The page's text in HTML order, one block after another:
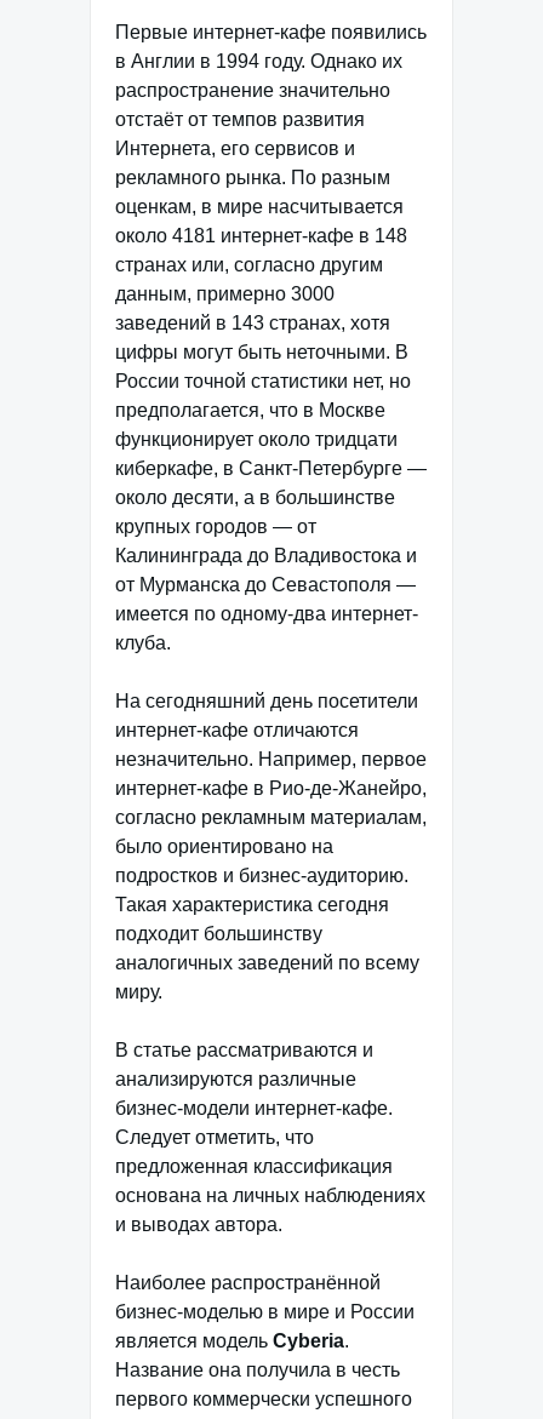
Первые интернет-кафе появились
в Англии в 1994 году. Однако их
распространение значительно
отстаёт от темпов развития
Интернета, его сервисов и
рекламного рынка. По разным
оценкам, в мире насчитывается
около 4181 интернет-кафе в 148
странах или, согласно другим
данным, примерно 3000
заведений в 143 странах, хотя
цифры могут быть неточными. В
России точной статистики нет, но
предполагается, что в Москве
функционирует около тридцати
киберкафе, в Санкт-Петербурге —
около десяти, а в большинстве
крупных городов — от
Калининграда до Владивостока и
от Мурманска до Севастополя —
имеется по одному-два интернет-
клуба.
На сегодняшний день посетители
интернет-кафе отличаются
незначительно. Например, первое
интернет-кафе в Рио-де-Жанейро,
согласно рекламным материалам,
было ориентировано на
подростков и бизнес-аудиторию.
Такая характеристика сегодня
подходит большинству
аналогичных заведений по всему
миру.
В статье рассматриваются и
анализируются различные
бизнес-модели интернет-кафе.
Следует отметить, что
предложенная классификация
основана на личных наблюдениях
и выводах автора.
Наиболее распространённой
бизнес-моделью в мире и России
является модель Cyberia.
Название она получила в честь
первого коммерчески успешного